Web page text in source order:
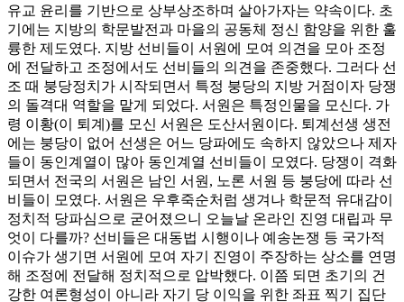
유교 윤리를 기반으로 상부상조하며 살아가자는 약속이다. 초
기에는 지방의 학문발전과 마을의 공동체 정신 함양을 위한 훌
륭한 제도였다. 지방 선비들이 서원에 모여 의견을 모아 조정
에 전달하고 조정에서도 선비들의 의견을 존중했다. 그러다 선
조 때 붕당정치가 시작되면서 특정 붕당의 지방 거점이자 당쟁
의 돌격대 역할을 맡게 되었다. 서원은 특정인물을 모신다. 가
령 이황(이 퇴계)를 모신 서원은 도산서원이다. 퇴계선생 생전
에는 붕당이 없어 선생은 어느 당파에도 속하지 않았으나 제자
들이 동인계열이 많아 동인계열 선비들이 모였다. 당쟁이 격화
되면서 전국의 서원은 남인 서원, 노론 서원 등 붕당에 따라 선
비들이 모였다. 서원은 우후죽순처럼 생겨나 학문적 유대감이
정치적 당파심으로 굳어졌으니 오늘날 온라인 진영 대립과 무
엇이 다를까? 선비들은 대동법 시행이나 예송논쟁 등 국가적
이슈가 생기면 서원에 모여 자기 진영이 주장하는 상소를 연명
해 조정에 전달해 정치적으로 압박했다. 이쯤 되면 초기의 건
강한 여론형성이 아니라 자기 당 이익을 위한 좌표 찍기 집단